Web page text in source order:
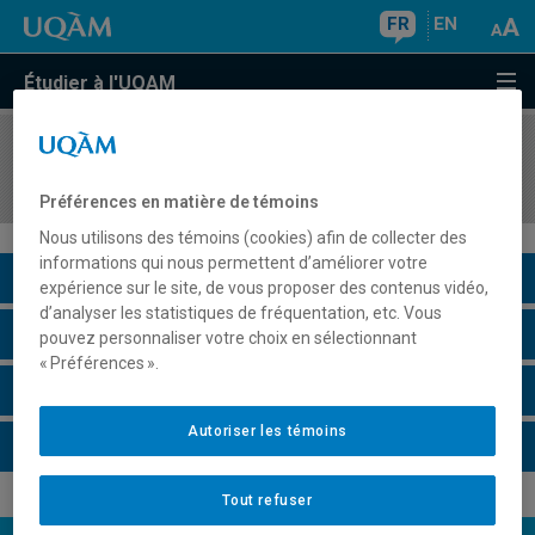
FR EN
Étudier à l'UQAM
COURS//
Description du cours
Horaire - Été 2026
Préférences en matière de témoins
Nous utilisons des témoins (cookies) afin de collecter des
informations qui nous permettent d’améliorer votre
expérience sur le site, de vous proposer des contenus vidéo,
d’analyser les statistiques de fréquentation, etc. Vous
pouvez personnaliser votre choix en sélectionnant
« Préférences ».
Tout refuser
Autoriser les témoins